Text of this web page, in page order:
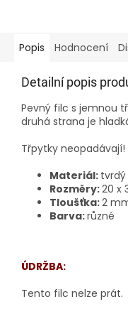
Popis Hodnocení
Detailní popis
Pevný filc s jemnou
druhá strana je
Třpytky neopadávají!
Materiál: tvrdý
Rozměry:20 x
Tloušťka:2
Barva:různé
ÚDRŽBA:
Tento filc nelze prát.